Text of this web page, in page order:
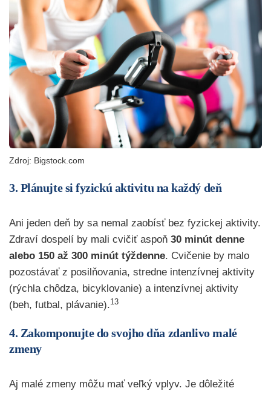
Zdroj: Bigstock.com
3. Plánujte si fyzickú aktivitu na každý deň
Ani jeden deň by sa nemal zaobísť bez fyzickej aktivity.
Zdraví dospelí by mali cvičiť aspoň 30 minút denne
alebo 150 až 300 minút týždenne. Cvičenie by malo
pozostávať z posilňovania, stredne intenzívnej aktivity
(rýchla chôdza, bicyklovanie) a intenzívnej aktivity
(beh, futbal, plávanie).13
4. Zakomponujte do svojho dňa zdanlivo malé
zmeny
Aj malé zmeny môžu mať veľký vplyv. Je dôležité